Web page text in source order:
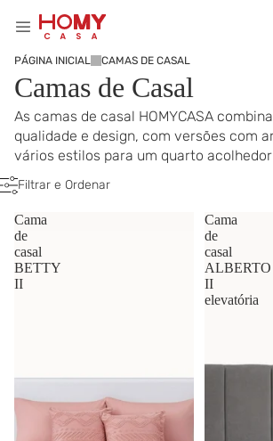
PÁGINA INICIAL CAMAS DE CASAL
Camas de Casal
As camas de casal HOMYCASA
qualidade e design, com versões com
vários estilos para um quarto
Filtrar e Ordenar
Cama
de
casal
BETTY
II
Cama
de
casal
ALBERTO
II
elevatória